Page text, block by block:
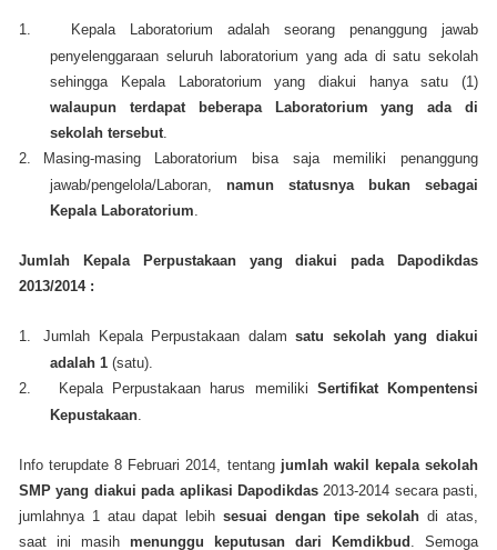
1.
Kepala Laboratorium adalah seorang penanggung jawab
penyelenggaraan seluruh laboratorium yang ada di satu sekolah
sehingga Kepala Laboratorium yang diakui hanya satu (1)
walaupun terdapat beberapa Laboratorium yang ada di
sekolah tersebut.
2.
Masing-masing Laboratorium bisa saja memiliki penanggung
jawab/pengelola/Laboran,namun statusnya bukan sebagai
Kepala Laboratorium.
Jumlah Kepala Perpustakaan yang diakui pada Dapodikdas
2013/2014 :
1. Jumlah Kepala Perpustakaan dalamsatu sekolah yang diakui
adalah 1 (satu).
2.
Kepala Perpustakaan harus memiliki Sertifikat Kompentensi
Kepustakaan.
Info terupdate 8 Februari 2014, tentang jumlah wakil kepala sekolah
SMP yang diakui pada aplikasi Dapodikdas2013-2014 secara pasti,
jumlahnya 1 atau dapat lebih sesuai dengan tipe sekolah di atas,
saat ini masih menunggu keputusan dari Kemdikbud . Semoga